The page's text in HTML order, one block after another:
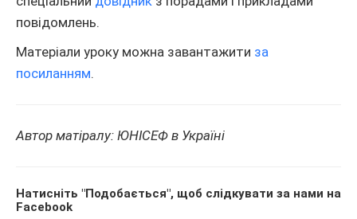
повідомлень.
Матеріали уроку можна завантажити за
посиланням.
Автор матіралу: ЮНІСЕФ в Україні
Натисніть "Подобається", щоб слідкувати за нами на
Facebook